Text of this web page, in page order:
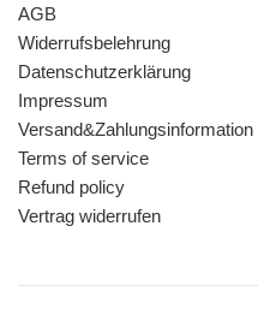
AGB
Widerrufsbelehrung
Datenschutzerklärung
Impressum
Versand&Zahlungsinformation
Terms of service
Refund policy
Vertrag widerrufen